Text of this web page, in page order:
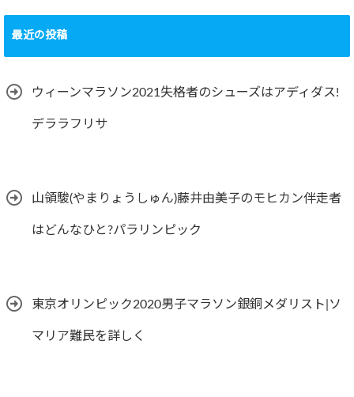
最近の投稿
ウィーンマラソン2021失格者のシューズはアディダス!
デララフリサ
山領駿(やまりょうしゅん)藤井由美子のモヒカン伴走者
はどんなひと?パラリンピック
東京オリンピック2020男子マラソン銀銅メダリスト|ソ
マリア難民を詳しく